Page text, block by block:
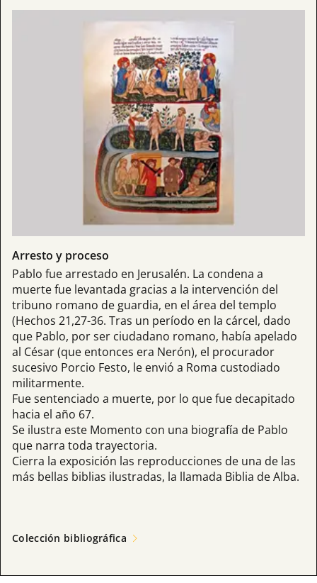
Arresto y proceso
Pablo fue arrestado en Jerusalén. La condena a
muerte fue levantada gracias a la intervención del
tribuno romano de guardia, en el área del templo
(Hechos 21,27-36. Tras un período en la cárcel, dado
que Pablo, por ser ciudadano romano, había apelado
al César (que entonces era Nerón), el procurador
sucesivo Porcio Festo, le envió a Roma custodiado
militarmente.
Fue sentenciado a muerte, por lo que fue decapitado
hacia el año 67.
Se ilustra este Momento con una biografía de Pablo
que narra toda trayectoria.
Cierra la exposición las reproducciones de una de las
más bellas biblias ilustradas, la llamada Biblia de Alba.
Colección bibliográfica